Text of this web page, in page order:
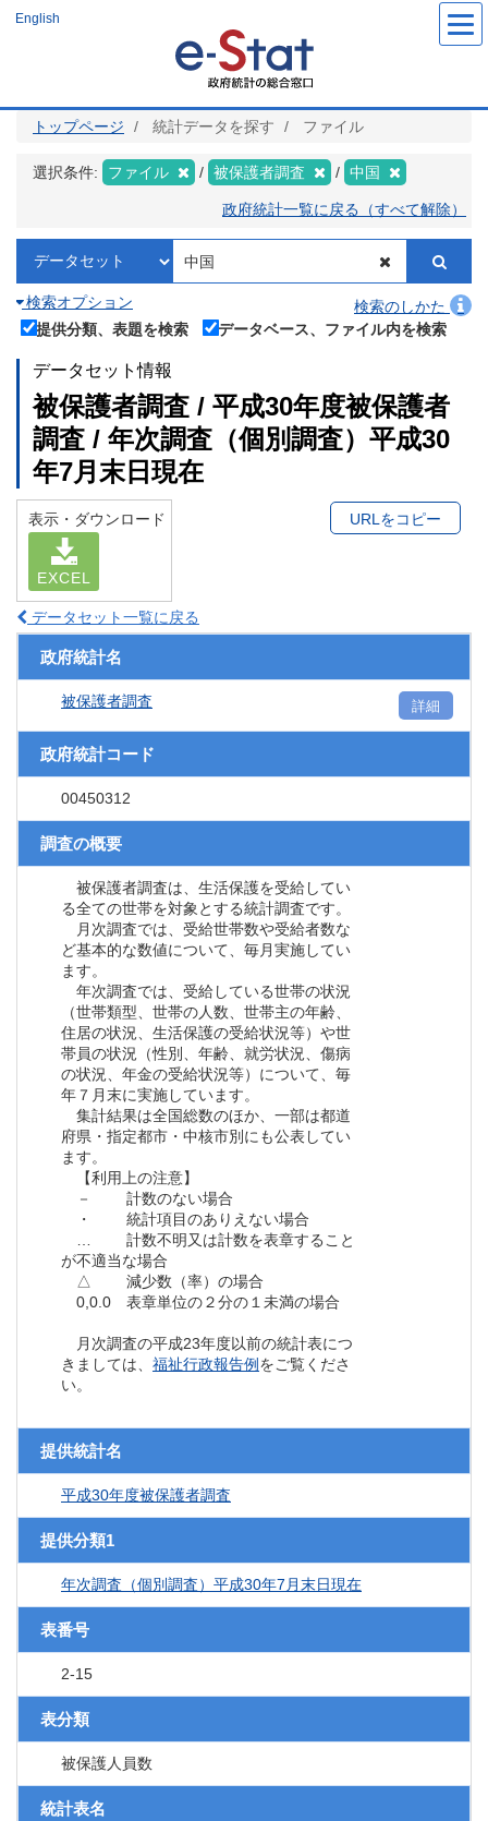
ツ
English
トップページ 統計データを探す ファイル
選択条件: ファイル 被保護者調査 中国
政府統計一覧に戻る（すべて解除）
検索オプション
検索のしかた
提供分類、表題を検索
データベース、ファイル内を検索
データセット情報
被保護者調査 / 平成30年度被保護者
調査 / 年次調査（個別調査）平成30
年7月末日現在
表示・ダウンロード
EXCEL
URLをコピー
データセット一覧に戻る
政府統計名
被保護者調査 詳細
政府統計コード
00450312
調査の概要
被保護者調査は、生活保護を受給してい
る全ての世帯を対象とする統計調査です。
月次調査では、受給世帯数や受給者数な
ど基本的な数値について、毎月実施してい
ます。
年次調査では、受給している世帯の状況
（世帯類型、世帯の人数、世帯主の年齢、
住居の状況、生活保護の受給状況等）や世
帯員の状況（性別、年齢、就労状況、傷病
の状況、年金の受給状況等）について、毎
年７月末に実施しています。
集計結果は全国総数のほか、一部は都道
府県・指定都市・中核市別にも公表してい
ます。
【利用上の注意】
－ 計数のない場合
・ 統計項目のありえない場合
… 計数不明又は計数を表章すること
が不適当な場合
△ 減少数（率）の場合
0,0.0 表章単位の２分の１未満の場合
月次調査の平成23年度以前の統計表につ
きましては、 福祉行政報告例 をご覧くださ
い。
提供統計名
平成30年度被保護者調査
提供分類1
年次調査（個別調査）平成30年7月末日現在
表番号
2-15
表分類
被保護人員数
統計表名